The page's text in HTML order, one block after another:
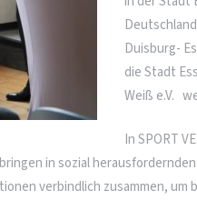
Duisburg-
die Stadt
Weiß e.V.
In SPORT
in sozial
verbindlich zusammen, um